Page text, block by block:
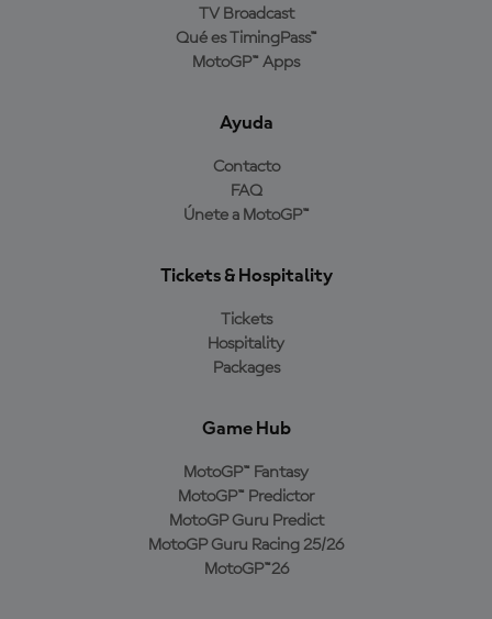
TV Broadcast
Qué es TimingPass™
MotoGP™ Apps
Ayuda
Contacto
FAQ
Únete a MotoGP™
Tickets & Hospitality
Tickets
Hospitality
Packages
Game Hub
MotoGP™ Fantasy
MotoGP™ Predictor
MotoGP Guru Predict
MotoGP Guru Racing 25/26
MotoGP™26